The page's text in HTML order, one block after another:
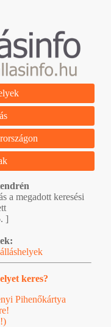
a megadott keresési
]
keres?
Pihenőkártya